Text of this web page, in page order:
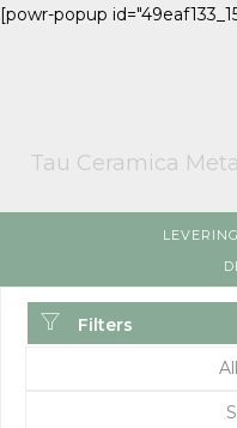
[powr-popup
Tau Ceramica Metal
Filters